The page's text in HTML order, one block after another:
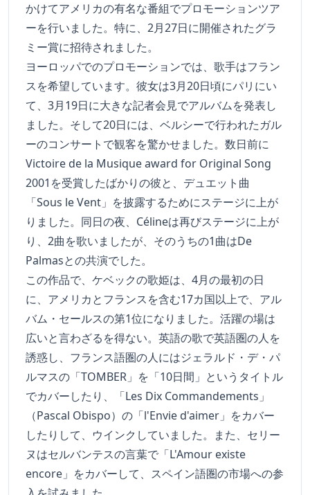
かけてアメリカの有名な番組でプロモーションツア
ーを行いました。特に、2月27日に開催されたグラ
ミー賞に招待されました。
ヨーロッパでのプロモーションでは、歌手はフラン
スを希望しています。彼女は3月20日頃にパリにい
て、3月19日に大きな記者会見でアルバムを発表し
ました。そして20日には、ベルシーで行われたガル
ーのコンサートで観客を驚かせました。数日前に
Victoire de la Musique award for Original Song
2001を受賞したばかりの彼と、デュエット曲
「Sous le Vent」を披露するためにステージに上が
りました。同日の夜、Célineは再びステージに上が
り、2曲を歌いましたが、そのうちの1曲はDe
Palmasとの共演でした。
この作品で、ケベックの歌姫は、4月の最初の日
に、アメリカとフランスを含む17カ国以上で、アル
バム・セールスの第1位になりました。活躍の場は
広いと言わざるを得ない。英語の歌で英語圏の人を
誘惑し、フランス語圏の人にはジェラルド・デ・パ
ルマスの「TOMBER」を「10日間」というタイトル
でカバーしたり、「Les Dix Commandements」
（Pascal Obispo）の「l'Envie d'aimer」をカバー
したりして、ウインクしていました。また、セリー
ヌはセルバンテスの言葉で「L'Amour existe
encore」をカバーして、スペイン語圏の市場への参